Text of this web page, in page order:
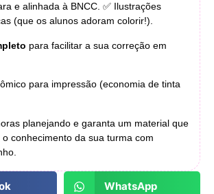
e alinhada à BNCC. ✅ Ilustrações
(que os alunos adoram colorir!).
para facilitar a sua correção em
para impressão (economia de tinta
planejando e garanta um material que
conhecimento da sua turma com
WhatsApp